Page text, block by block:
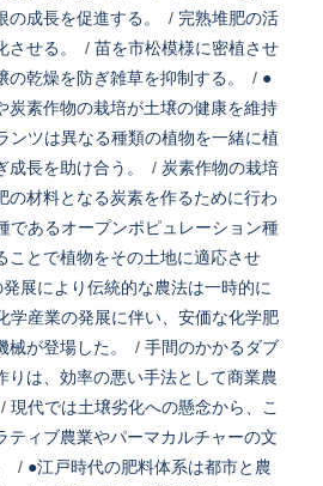
成長を促進する。
/ 完熟堆肥の活
せる。
/ 苗を市松模様に密植させ
乾燥を防ぎ雑草を抑制する。
/ ●
炭素作物の栽培が土壌の健康を維持
ンツは異なる種類の植物を一緒に植
長を助け合う。
/ 炭素作物の栽培
の材料となる炭素を作るために行わ
であるオープンポピュレーション種
ことで植物をその土地に適応させ
展により伝統的な農法は一時的に
学産業の発展に伴い、安価な化学肥
が登場した。
/ 手間のかかるダブ
りは、効率の悪い手法として商業農
/ 現代では土壌劣化への懸念から、こ
ティブ農業やパーマカルチャーの文
/ ●江戸時代の肥料体系は都市と農